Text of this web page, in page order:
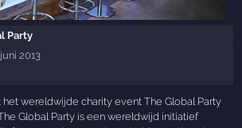
Party
2013
wereldwijde charity event The Global Party
Global Party is een wereldwijd initiatief